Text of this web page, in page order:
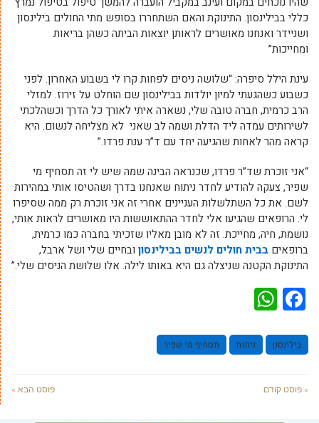
כללי בבילינסון. התינוקת והאם השתחררו בסופש מתי החולים בילינסון
ושניידר ואנחנו מאושרים לראותן יוצאות הביתה כשהן בריאות
ומחייכות”
עינת הילל סיפרה: “שלושה ניסים לפחות קרו לי בשבוע האחרון. לפני
כשבוע כשהגעתי למיון יולדות בבילינסון שם הוחלט על זירוז. למזלי
הרב כרמית, חברה טובה שלי, נשארה איתי לאורך כל הדרך וכשהלכתי
לשירותים עמדה ליד הדלת ושמה לב שאני לא מצליחה לנשום. היא
קראה מהר לאחות שהגיעה יחד עם ד”ר ענת פרדו.”
“אני זוכרת שד”ר פרדו, שכנראה הבינה שמה שיש לי זה תסחיף מי
שפיר, צעקה להודיע לחדר ניתוח שאנחנו בדרך ושהטיסו אותי במהירות
לשם. את כל השתלשלות העניינים אחרי זה אני זוכרת רק ממה שסיפרו
לי. הרופאים שהגיעו אלי לחדר ההתאוששות היו מאושרים לראות אותי,
נושמת, חיה, מחייכת. זה לא מובן מאליו שזכיתי בחברה כמו כרמית,
ברופאים בבית חולים לנשים בבילינסון ובחיים שלי ושל ארבל,
התינוקת הקטנה שניצלה גם היא באותו לילה. אלו שלושת הניסים שלי.”
Facebook
בילינסון ניתוח תסחיף מי שפיר
« פוסט קודם פוסט הבא »